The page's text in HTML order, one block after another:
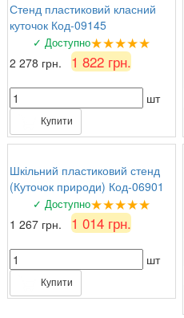
Стенд пластиковий класний
куточок Код-09145
✓ Доступно★★★★★
2 278 грн. 1 822 грн.
шт
Купити
Шкільний пластиковий стенд
(Куточок природи) Код-06901
✓ Доступно★★★★★
1 267 грн. 1 014 грн.
шт
Купити